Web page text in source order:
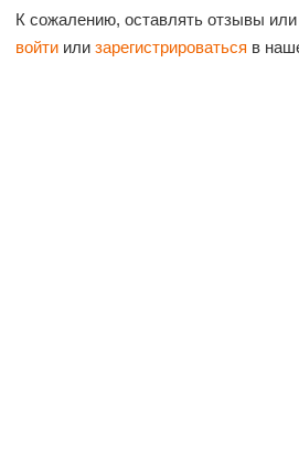
К сожалению, оставлять отзывы
войти или зарегистрироваться в